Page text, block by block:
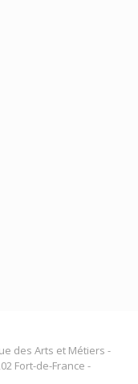
des Arts et Métiers -
Fort-de-France -